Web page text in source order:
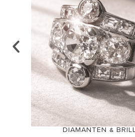
DIAMANTEN &